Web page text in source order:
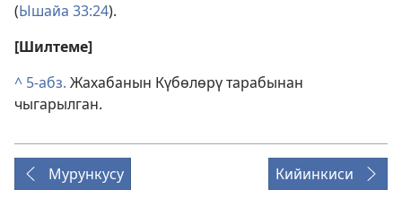
(Ышайа 33:24).
[Шилтеме]
^ 5-абз. Жахабанын Күбөлөрү тарабынан
чыгарылган.
Мурункусу Кийинкиси